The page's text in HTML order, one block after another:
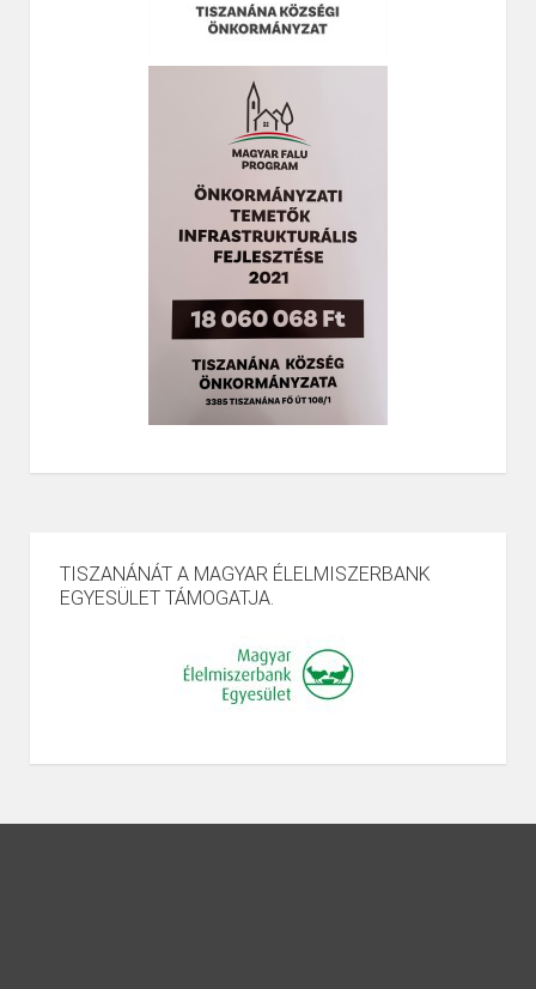
TISZANÁNÁT A MAGYAR ÉLELMISZERBANK
EGYESÜLET TÁMOGATJA.